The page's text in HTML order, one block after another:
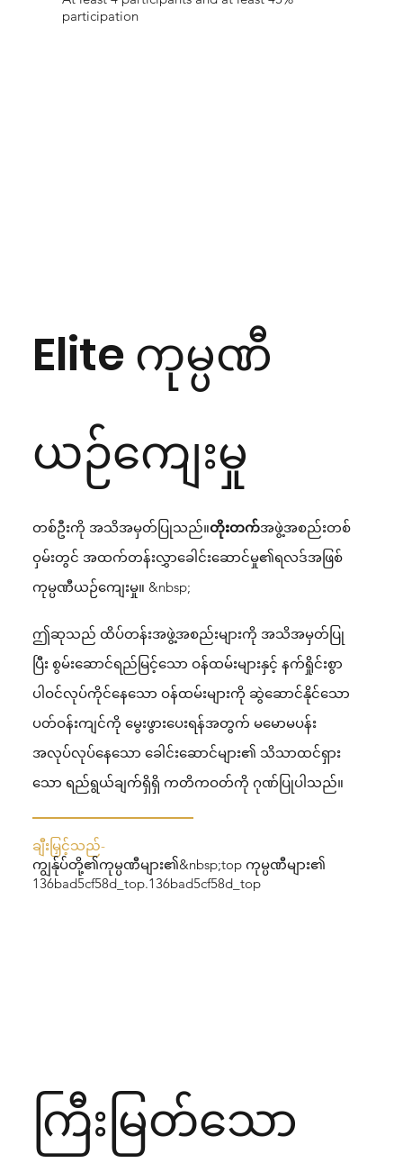
Elite ကုမ္ပဏီ
ယဉ်ကျေးမှု
တစ်ဦးကို အသိအမှတ်ပြုသည်။တိုးတက်အဖွဲ့အစည်းတစ်
ဝှမ်းတွင် အထက်တန်းလွှာခေါင်းဆောင်မှု၏ရလဒ်အဖြစ်
ကုမ္ပဏီယဉ်ကျေးမှု။ &nbsp;
ဤဆုသည် ထိပ်တန်းအဖွဲ့အစည်းများကို အသိအမှတ်ပြု
ပြီး စွမ်းဆောင်ရည်မြင့်သော ဝန်ထမ်းများနှင့် နက်ရှိုင်းစွာ
ပါဝင်လုပ်ကိုင်နေသော ဝန်ထမ်းများကို ဆွဲဆောင်နိုင်သော
ပတ်ဝန်းကျင်ကို မွေးဖွားပေးရန်အတွက် မမောမပန်း
အလုပ်လုပ်နေသော ခေါင်းဆောင်များ၏ သိသာထင်ရှား
သော ရည်ရွယ်ချက်ရှိရှိ ကတိကဝတ်ကို ဂုဏ်ပြုပါသည်။
ချီးမြှင့်သည်-
ကျွန်ုပ်တို့၏ကုမ္ပဏီများ၏&nbsp;top ကုမ္ပဏီများ၏
136bad5cf58d_top.136bad5cf58d_top
ကြီးမြတ်သော
participation